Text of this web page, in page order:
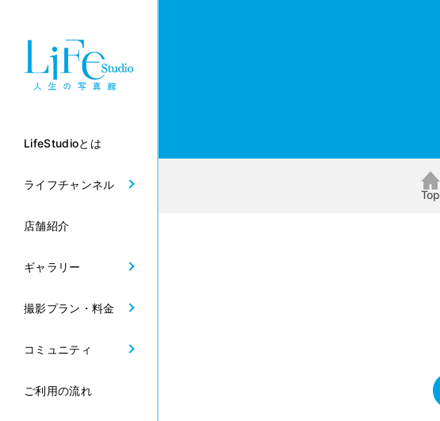
LifeStudioとは
ライフチャンネル
店舗紹介
ギャラリー
撮影プラン・料金
コミュニティ
ご利用の流れ
Top